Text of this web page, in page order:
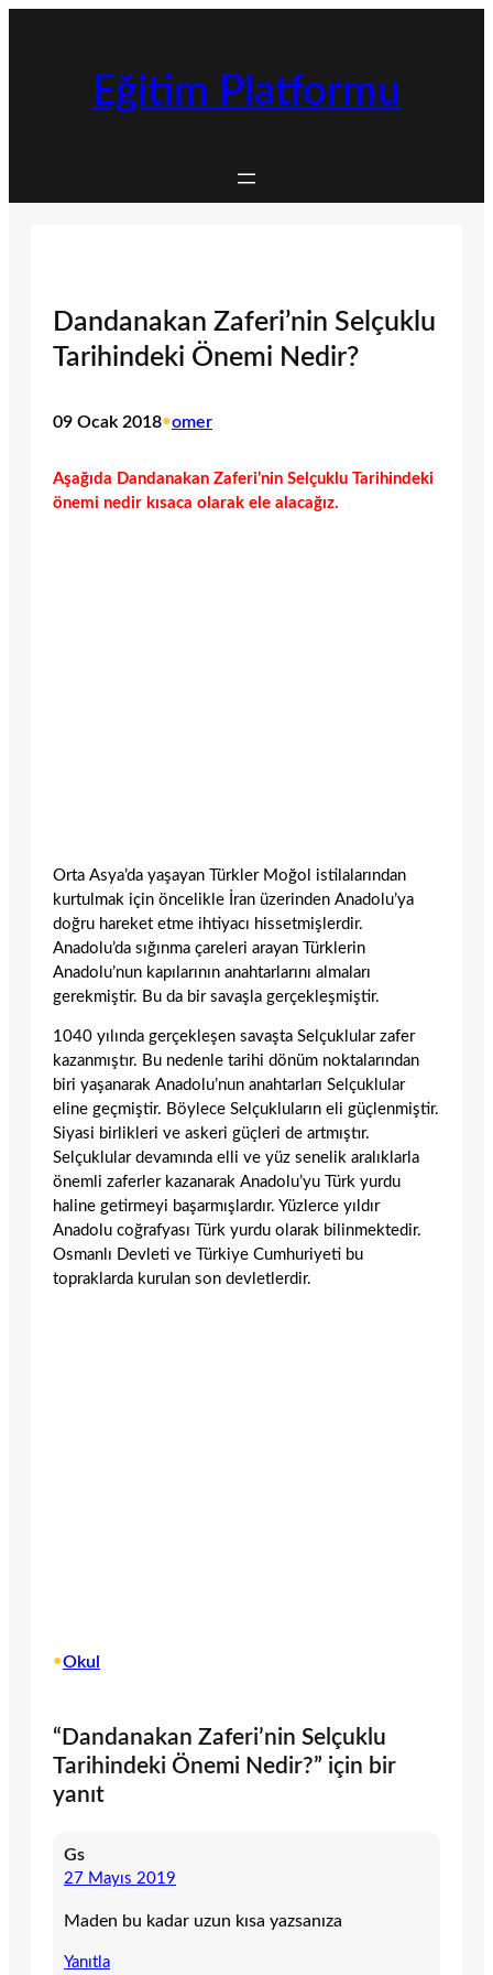
Eğitim Platformu
Dandanakan Zaferi’nin Selçuklu
Tarihindeki Önemi Nedir?
09 Ocak 2018•omer
Aşağıda Dandanakan Zaferi’nin Selçuklu Tarihindeki
önemi nedir kısaca olarak ele alacağız.
Orta Asya’da yaşayan Türkler Moğol istilalarından
kurtulmak için öncelikle İran üzerinden Anadolu’ya
doğru hareket etme ihtiyacı hissetmişlerdir.
Anadolu’da sığınma çareleri arayan Türklerin
Anadolu’nun kapılarının anahtarlarını almaları
gerekmiştir. Bu da bir savaşla gerçekleşmiştir.
1040 yılında gerçekleşen savaşta Selçuklular zafer
kazanmıştır. Bu nedenle tarihi dönüm noktalarından
biri yaşanarak Anadolu’nun anahtarları Selçuklular
eline geçmiştir. Böylece Selçukluların eli güçlenmiştir.
Siyasi birlikleri ve askeri güçleri de artmıştır.
Selçuklular devamında elli ve yüz senelik aralıklarla
önemli zaferler kazanarak Anadolu’yu Türk yurdu
haline getirmeyi başarmışlardır. Yüzlerce yıldır
Anadolu coğrafyası Türk yurdu olarak bilinmektedir.
Osmanlı Devleti ve Türkiye Cumhuriyeti bu
topraklarda kurulan son devletlerdir.
•Okul
“Dandanakan Zaferi’nin Selçuklu
Tarihindeki Önemi Nedir?” için bir
yanıt
Gs
27 Mayıs 2019
Maden bu kadar uzun kısa yazsanıza
Yanıtla